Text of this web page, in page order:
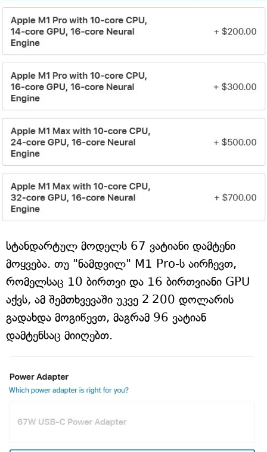
სტანდარტულ მოდელს 67 ვატიანი დამტენი
მოყვება. თუ "ნამდვილ" M1 Pro-ს აირჩევთ,
რომელსაც 10 ბირთვი და 16 ბირთვიანი GPU
აქვს, ამ შემთხვევაში უკვე 2 200 დოლარის
გადახდა მოგიწევთ, მაგრამ 96 ვატიან
დამტენსაც მიიღებთ.